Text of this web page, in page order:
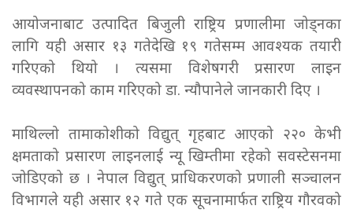
आयोजनाबाट उत्पादित बिजुली राष्ट्रिय प्रणालीमा जोड्नका
लागि यही असार १३ गतेदेखि १९ गतेसम्म आवश्यक तयारी
गरिएको थियो । त्यसमा विशेषगरी प्रसारण लाइन
व्यवस्थापनको काम गरिएको डा. न्यौपानेले जानकारी दिए ।
माथिल्लो तामाकोशीको विद्युत् गृहबाट आएको २२० केभी
क्षमताको प्रसारण लाइनलाई न्यू खिम्तीमा रहेको सवस्टेसनमा
जोडिएको छ । नेपाल विद्युत् प्राधिकरणको प्रणाली सञ्चालन
विभागले यही असार १२ गते एक सूचनामार्फत राष्ट्रिय गौरवको